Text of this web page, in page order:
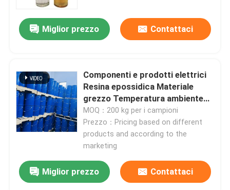
Miglior prezzo Contattaci
Componenti e prodotti elettrici
Resina epossidica Materiale
grezzo Temperatura ambiente
Curatura
MOQ：200 kg per i campioni
Prezzo：Pricing based on different
products and according to the
marketing
Miglior prezzo Contattaci